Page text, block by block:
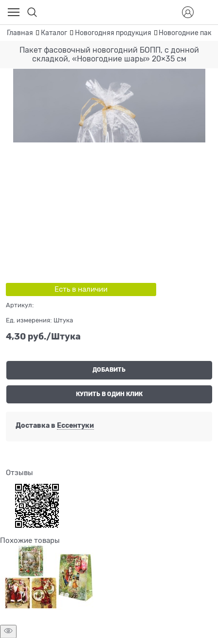
Главная Каталог Новогодняя продукция Новогодние
Пакет фасовочный новогодний БОПП, с донной
складкой, «Новогодние шары» 20×35 см
Есть в наличии
Артикул:
Ед. измерения: Штука
4,30 руб./Штука
ДОБАВИТЬ
КУПИТЬ В ОДИН КЛИК
Доставка в Ессентуки
Отзывы
Похожие товары